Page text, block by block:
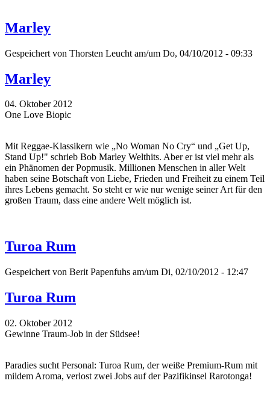
Marley
Gespeichert von Thorsten Leucht am/um Do, 04/10/2012 - 09:33
Marley
04. Oktober 2012
One Love Biopic
Mit Reggae-Klassikern wie „No Woman No Cry“ und „Get Up,
Stand Up!" schrieb Bob Marley Welthits. Aber er ist viel mehr als
ein Phänomen der Popmusik. Millionen Menschen in aller Welt
haben seine Botschaft von Liebe, Frieden und Freiheit zu einem Teil
ihres Lebens gemacht. So steht er wie nur wenige seiner Art für den
großen Traum, dass eine andere Welt möglich ist.
Turoa Rum
Gespeichert von Berit Papenfuhs am/um Di, 02/10/2012 - 12:47
Turoa Rum
02. Oktober 2012
Gewinne Traum-Job in der Südsee!
Paradies sucht Personal: Turoa Rum, der weiße Premium-Rum mit
mildem Aroma, verlost zwei Jobs auf der Pazifikinsel Rarotonga!